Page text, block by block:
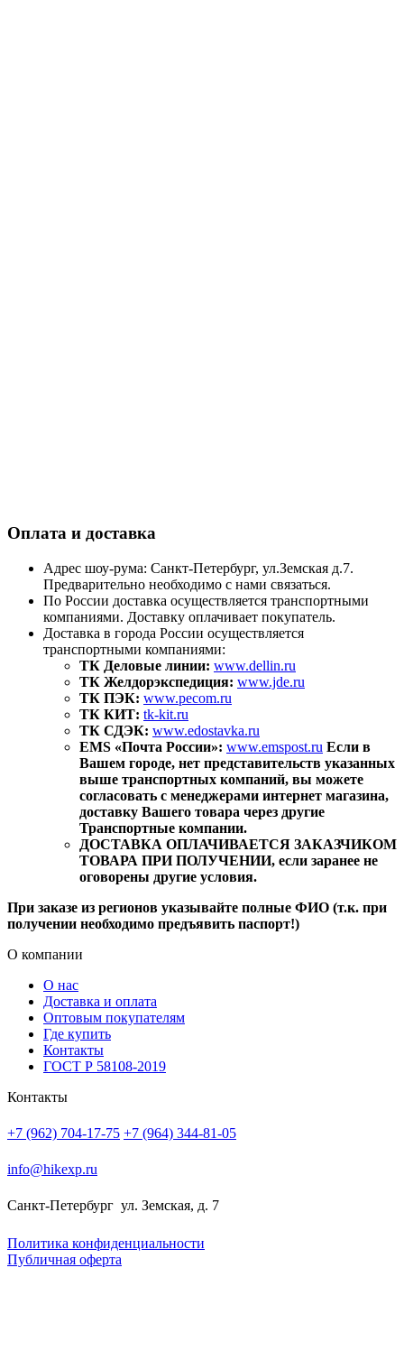
Оплата и доставка
Адрес шоу-рума: Санкт-Петербург, ул.Земская д.7.
Предварительно необходимо с нами связаться.
По России доставка осуществляется транспортными
компаниями. Доставку оплачивает покупатель.
Доставка в города России осуществляется
транспортными компаниями:
ТК Деловые линии: www.dellin.ru
ТК Желдорэкспедиция: www.jde.ru
ТК ПЭК: www.pecom.ru
ТК КИТ: tk-kit.ru
ТК СДЭК: www.edostavka.ru
EMS «Почта России»: www.emspost.ru Если в
Вашем городе, нет представительств указанных
выше транспортных компаний, вы можете
согласовать с менеджерами интернет магазина,
доставку Вашего товара через другие
Транспортные компании.
ДОСТАВКА ОПЛАЧИВАЕТСЯ ЗАКАЗЧИКОМ
ТОВАРА ПРИ ПОЛУЧЕНИИ, если заранее не
оговорены другие условия.
При заказе из регионов указывайте полные ФИО (т.к. при
получении необходимо предъявить паспорт!)
О компании
О нас
Доставка и оплата
Оптовым покупателям
Где купить
Контакты
ГОСТ Р 58108-2019
Контакты
+7 (962) 704-17-75 +7 (964) 344-81-05
info@hikexp.ru
Санкт-Петербург ул. Земская, д. 7
Политика конфиденциальности
Публичная оферта